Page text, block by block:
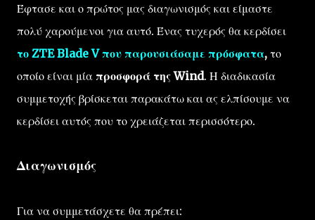
Έφτασε και ο πρώτος μας διαγωνισμός και είμαστε
πολύ χαρούμενοι για αυτό. Ένας τυχερός θα κερδίσει
το ZTE Blade V που παρουσιάσαμε πρόσφατα, το
οποίο είναι μία προσφορά της Wind. Η διαδικασία
συμμετοχής βρίσκεται παρακάτω και ας ελπίσουμε να
κερδίσει αυτός που το χρειάζεται περισσότερο.
Διαγωνισμός
Για να συμμετάσχετε θα πρέπει: